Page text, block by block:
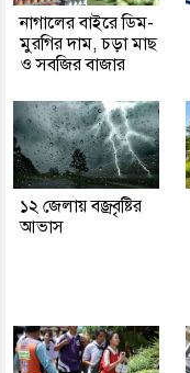
নাগালের বাইরে ডিম-
মুরগির দাম, চড়া মাছ
ও সবজির বাজার
১২ জেলায় বজ্রবৃষ্টির
আভাস